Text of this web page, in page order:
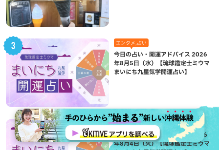
エンタメ,占い
今日の占い・開運アドバイス 2026
年8月5日（水）【琉球鑑定士ミウマ
まいにち九星気学開運占い】
エンタメ,占い
今日の占い・開運アドバイス 2026
年8月4日（火）【琉球鑑定士ミウマ